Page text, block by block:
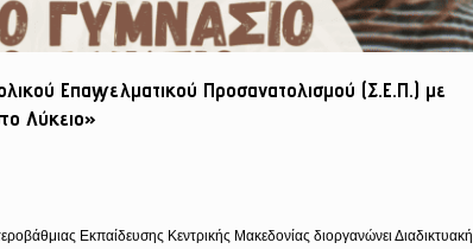
Επαγγελματικού Προσανατολισμού (Σ.Ε.Π.) με
Λύκειο»
Εκπαίδευσης Κεντρικής Μακεδονίας διοργανώνει Διαδικτυακή